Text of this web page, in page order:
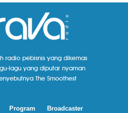
radio pebisnis yang dikemas
lagu yang diputar nyaman
The Smoothest
Program Broadcaster